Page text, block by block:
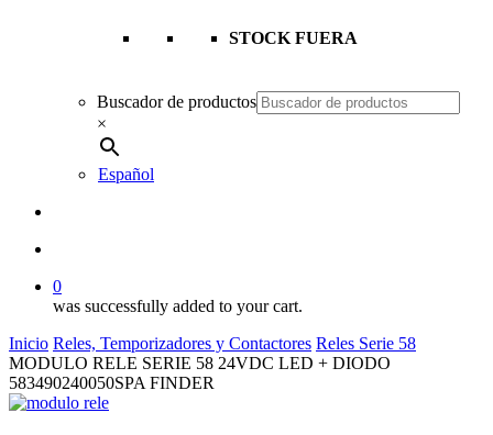
STOCK FUERA
Buscador de productos
×
Español
0
was successfully added to your cart.
Inicio Reles, Temporizadores y Contactores Reles Serie 58
MODULO RELE SERIE 58 24VDC LED + DIODO
583490240050SPA FINDER